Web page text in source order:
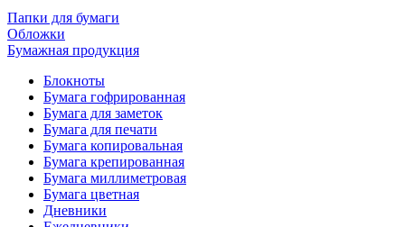
Папки для бумаги
Обложки
Бумажная продукция
Блокноты
Бумага гофрированная
Бумага для заметок
Бумага для печати
Бумага копировальная
Бумага крепированная
Бумага миллиметровая
Бумага цветная
Дневники